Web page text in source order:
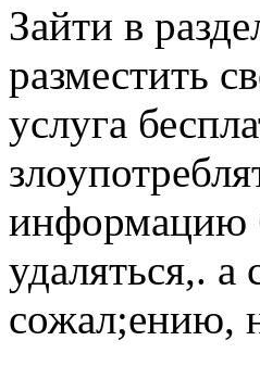
Зайти в
разместить
услуга
информацию
удаляться,.
сожал;ению,